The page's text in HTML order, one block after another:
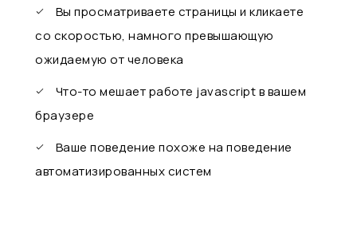
Вы просматриваете страницы и кликаете
со скоростью, намного превышающую
ожидаемую от человека
Что-то мешает работе javascript в вашем
браузере
Ваше поведение похоже на поведение
автоматизированных систем